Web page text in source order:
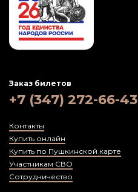
Заказ билетов
+7 (347) 272-66-43
Контакты
Купить онлайн
Купить по Пушкинской карте
Участникам СВО
Сотрудничество